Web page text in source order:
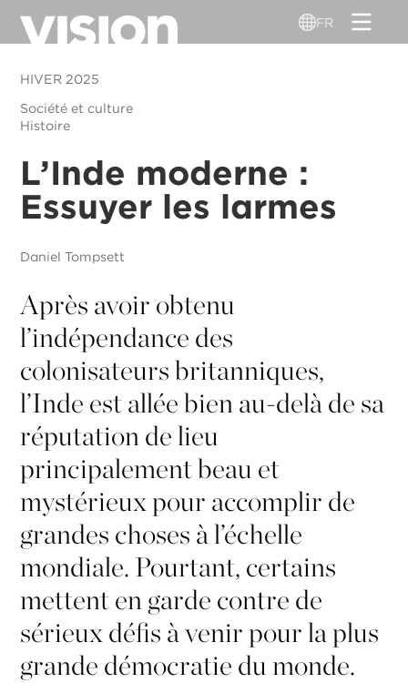
principal
FR
HIVER 2025
Société et culture
Histoire
L’Inde moderne :
Essuyer les larmes
Daniel Tompsett
Après avoir obtenu
l’indépendance des
colonisateurs britanniques,
l’Inde est allée bien au-delà de sa
réputation de lieu
principalement beau et
mystérieux pour accomplir de
grandes choses à l’échelle
mondiale. Pourtant, certains
mettent en garde contre de
sérieux défis à venir pour la plus
grande démocratie du monde.